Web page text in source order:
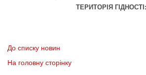
ТЕРИТОРІЯ
До списку новин
На головну сторінку